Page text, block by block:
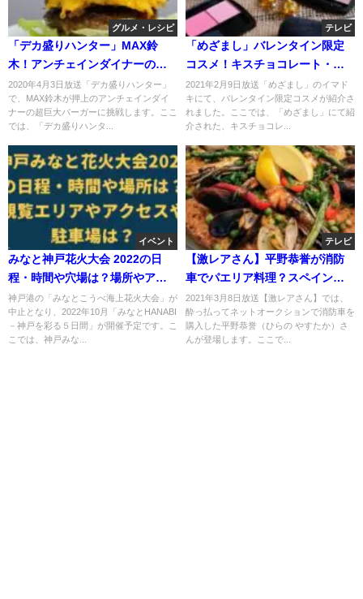
グルメ・レシピ
「デカ盛りハンター」MAX鈴
木！アンチェインダイナーの超
巨大バーガーに挑戦！
2020年4月3日放送「デカ盛りハンター」
で、MAX鈴木が押上のアンチェインダイ
ナーの超巨大バーガーに挑戦します。ここ
では、「デカ盛りハンタ...
テレビ
「めざまし」バレンタイン限定
コスメ！キスチョコレート・ナ
ーズ・ネイルズインク？
2021年2月9日放送「めざまし」のイマド
キにて、バレンタイン限定コスメが紹介さ
れました。ここでは、「めざまし」にて紹
介された、キスチョコレ...
イベント
みなと神戸花火大会 2022の日
程・時間や穴場は？場所やアク
セスや駐車場は？
神戸港の「みなとこうべ海上花火大会」が
中止となり、2022年10月「みなとHANABI
－神戸を彩る５日間」が開催予定です。こ
こでは、神戸みな...
テレビ
【激レアさん】平野恭誉が消防
車でパエリア料理？スペインバ
ル「BANDA」の場所は？
2021年3月8日放送【激レアさん】では、
酔っ払ってネットオークションで消防車を
購入した平野恭誉（ひらの やすたか）さ
んが登場します。ここで...